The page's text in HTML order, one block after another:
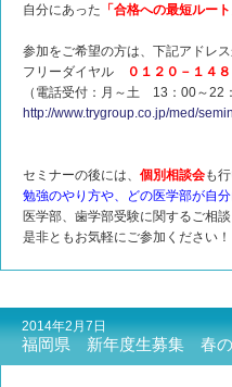
自分にあった 「合格への最短ルート
参加をご希望の方は、下記アドレ
フリーダイヤル
０１２０－１４
（電話受付：月～土 13：00～22
http://www.trygroup.co.jp/med/
セミナーの後には、 個別相談会も
勉強のやり方や、どの医学部が自
医学部、歯学部受験に関するご相
是非ともお気軽にご参加ください！
2014年2月7日
福岡県 新年度生募集 春の